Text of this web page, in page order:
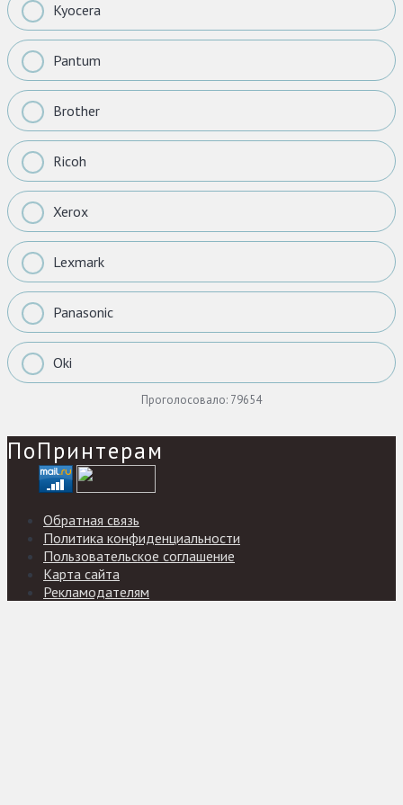
Kyocera
Pantum
Brother
Ricoh
Xerox
Lexmark
Panasonic
Oki
Проголосовало: 79654
ПоПринтерам
Обратная связь
Политика конфиденциальности
Пользовательское соглашение
Карта сайта
Рекламодателям